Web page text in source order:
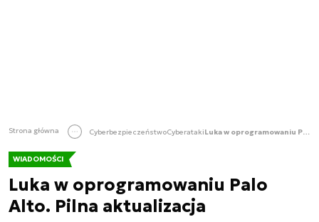
Strona główna CyberbezpieczeństwoCyberataki Luka w oprogramowaniu Palo Alto. Pilna aktualizacja
WIADOMOŚCI
Luka w oprogramowaniu Palo
Alto. Pilna aktualizacja